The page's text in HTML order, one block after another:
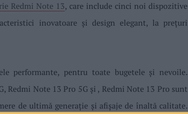
Redmi Note 13, care include cinci noi dispozitive
inovatoare și design elegant, la prețuri
performante, pentru toate bugetele și nevoile.
Redmi Note 13 Pro 5G și , Redmi Note 13 Pro sunt
de ultimă generație și afișaje de înaltă calitate.